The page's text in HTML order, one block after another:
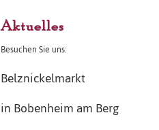
Aktuelles
Besuchen Sie uns:
Belznickelmarkt
in Bobenheim am Berg